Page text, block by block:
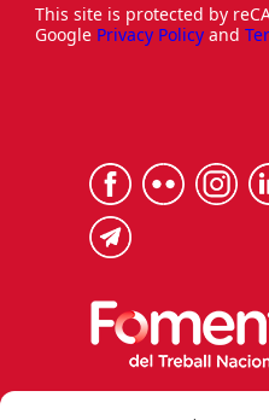
This site is protected by
Google Privacy Policy and